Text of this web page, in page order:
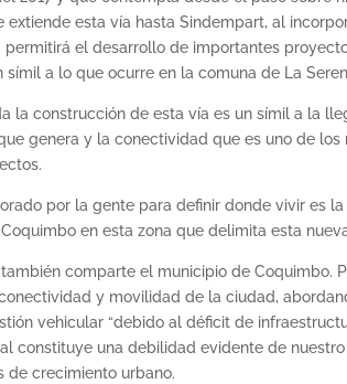
extiende esta vía hasta Sindempart, al
permitirá el desarrollo de importantes
símil a lo que ocurre en la comuna de La
la construcción de esta vía es un símil a la
genera y la conectividad que es uno de
por la gente para definir donde vivir es
en esta zona que delimita esta
comparte el municipio de Coquimbo.
y movilidad de la ciudad,
vehicular “debido al déficit de
constituye una debilidad evidente de
de crecimiento urbano.